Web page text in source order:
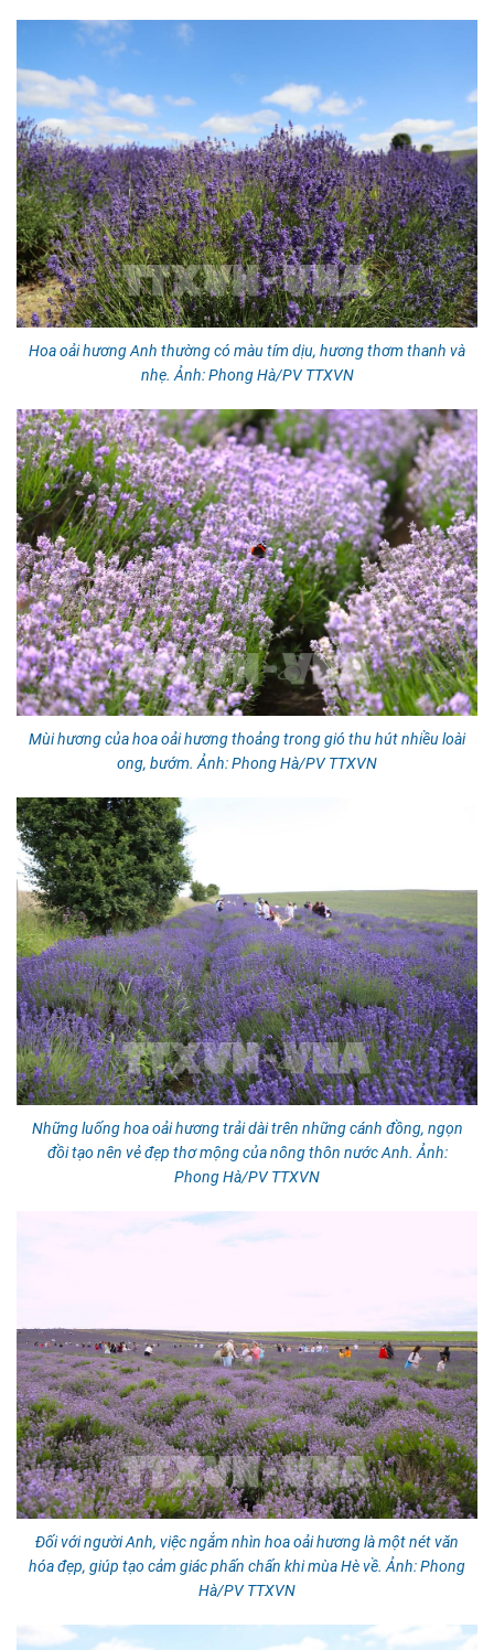
Hoa oải hương Anh thường có màu tím dịu, hương thơm thanh và
nhẹ. Ảnh: Phong Hà/PV TTXVN
Mùi hương của hoa oải hương thoảng trong gió thu hút nhiều loài
ong, bướm. Ảnh: Phong Hà/PV TTXVN
Những luống hoa oải hương trải dài trên những cánh đồng, ngọn
đồi tạo nên vẻ đẹp thơ mộng của nông thôn nước Anh. Ảnh:
Phong Hà/PV TTXVN
Đối với người Anh, việc ngắm nhìn hoa oải hương là một nét văn
hóa đẹp, giúp tạo cảm giác phấn chấn khi mùa Hè về. Ảnh: Phong
Hà/PV TTXVN